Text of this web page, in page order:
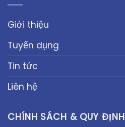
Giới thiệu
Tuyển dụng
Tin tức
Liên hệ
CHÍNH SÁCH & QUY ĐỊNH